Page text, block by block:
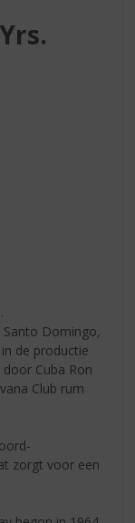
Domingo,
de productie
Cuba Ron
Club rum
zorgt voor een